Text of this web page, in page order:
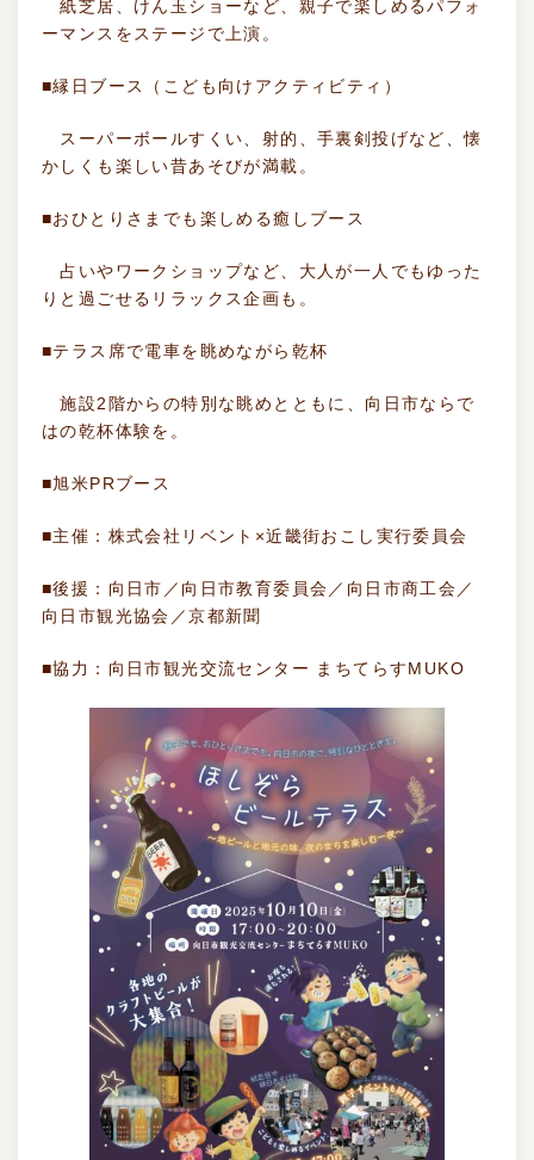
紙芝居、けん玉ショーなど、親子で楽しめるパフォ
ーマンスをステージで上演。
■縁日ブース（こども向けアクティビティ）
スーパーボールすくい、射的、手裏剣投げなど、懐
かしくも楽しい昔あそびが満載。
■おひとりさまでも楽しめる癒しブース
占いやワークショップなど、大人が一人でもゆった
りと過ごせるリラックス企画も。
■テラス席で電車を眺めながら乾杯
施設2階からの特別な眺めとともに、向日市ならで
はの乾杯体験を。
■旭米PRブース
■主催：株式会社リベント×近畿街おこし実行委員会
■後援：向日市／向日市教育委員会／向日市商工会／
向日市観光協会／京都新聞
■協力：向日市観光交流センター まちてらすMUKO